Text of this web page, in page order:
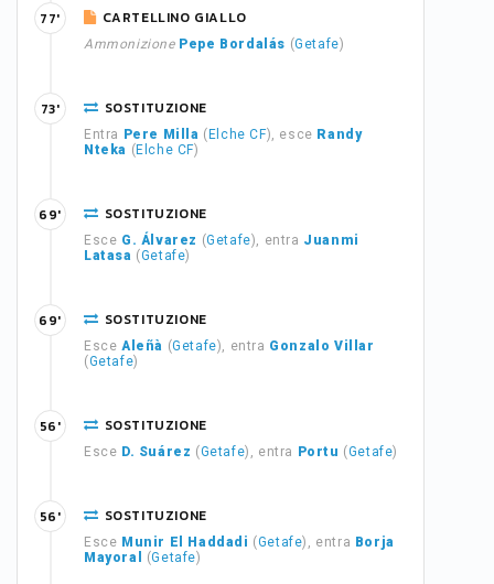
CARTELLINO GIALLO
Ammonizione Pepe Bordalás (Getafe)
77'
SOSTITUZIONE
Entra Pere Milla ( Elche CF), esce Randy
Nteka ( Elche CF)
73'
SOSTITUZIONE
Esce G. Álvarez (Getafe), entra Juanmi
Latasa (Getafe)
69'
SOSTITUZIONE
Esce Aleñà (Getafe), entra Gonzalo Villar
(Getafe)
69'
SOSTITUZIONE
Esce D. Suárez (Getafe), entra Portu (Getafe)
56'
SOSTITUZIONE
Esce Munir El Haddadi (Getafe), entra Borja
Mayoral
(Getafe)
56'